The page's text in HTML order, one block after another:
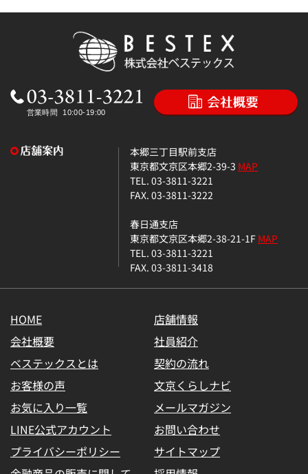
本郷三丁目駅前支店
東京都文京区本郷2-39-3 MAP
TEL. 03-3811-3221
FAX. 03-3811-3222
春日通支店
東京都文京区本郷2-38-21-1FMAP
TEL. 03-3811-3221
FAX. 03-3811-3418
HOME
店舗情報
会社概要
社員紹介
ベステックスとは
契約の流れ
お客様の声
文京くらしナビ
お気に入り一覧
メールマガジン
LINE公式アカウント
お問い合わせ
プライバシーポリシー
サイトマップ